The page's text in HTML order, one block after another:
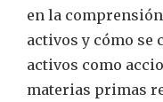
en la
activos y cómo se
activos como
materias primas